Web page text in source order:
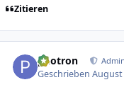
Zitieren
photron
GeschriebenAugust